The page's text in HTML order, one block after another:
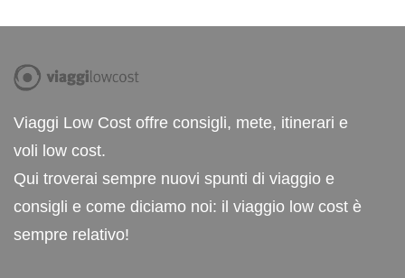
Viaggi Low Cost offre consigli, mete, itinerari e
voli low cost.
Qui troverai sempre nuovi spunti di viaggio e
consigli e come diciamo noi: il viaggio low cost è
sempre relativo!